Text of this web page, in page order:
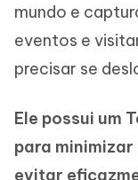
mundo e
eventos e
precisar se
Ele possui um
para
evitar